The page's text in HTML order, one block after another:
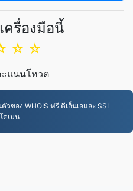
ครื่องมือนี้
☆
☆
แนนโหวต
ของ WHOIS ฟรี ดีเอ็นเอและ SSL
ดเมน